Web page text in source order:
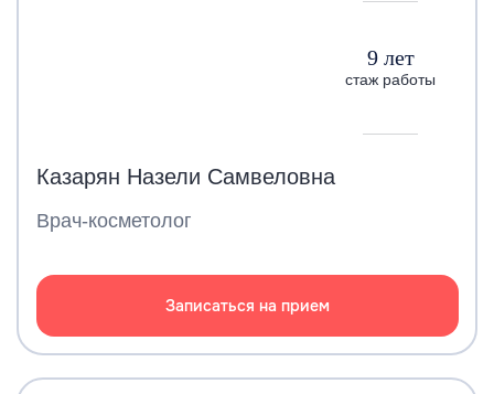
9 лет
стаж работы
Казарян Назели Самвеловна
Врач-косметолог
Записаться на прием